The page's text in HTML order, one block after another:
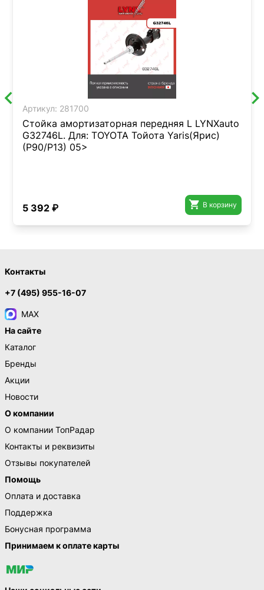
Артикул: 281700
Стойка амортизаторная передняя L LYNXauto
G32746L. Для: TOYOTA Тойота Yaris(Ярис)
(P90/P13) 05>
5 392 ₽  В корзину
Контакты
+7 (495) 955-16-07
MAX
На сайте
Каталог
Бренды
Акции
Новости
О компании
О компании ТопРадар
Контакты и реквизиты
Отзывы покупателей
Помощь
Оплата и доставка
Поддержка
Бонусная программа
Принимаем к оплате карты